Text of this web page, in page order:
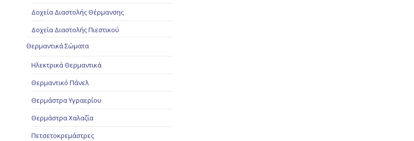
Δοχεία Διαστολής Θέρμανσης
Δοχεία Διαστολής Πιεστικού
Θερμαντικά Σώματα
Ηλεκτρικά Θερμαντικά
Θερμαντικό Πάνελ
Θερμάστρα Υγραερίου
Θερμάστρα Χαλαζία
Πετσετοκρεμάστρες